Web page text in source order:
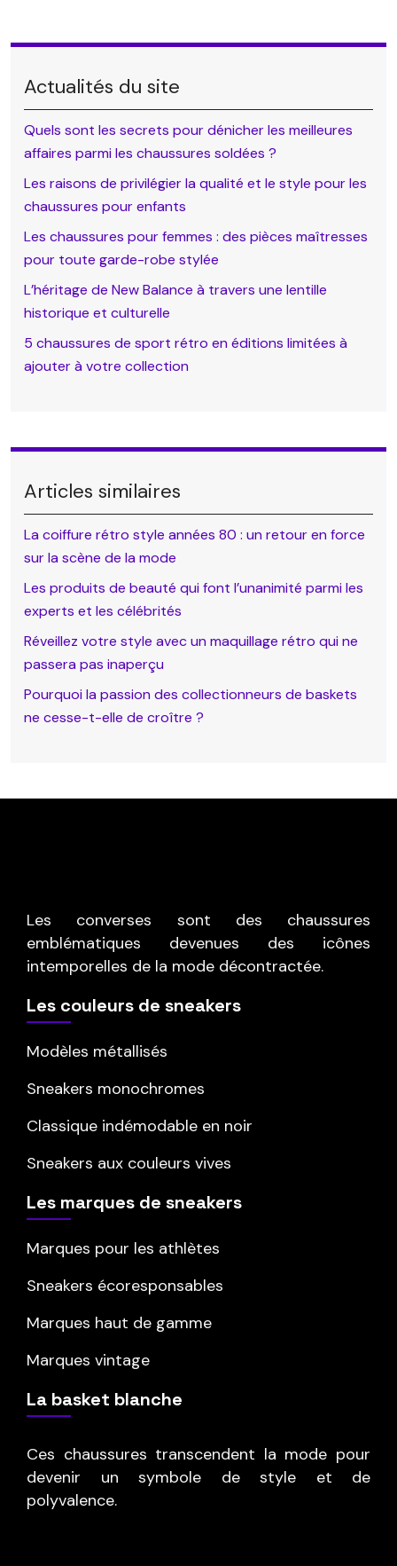
Actualités du site
Quels sont les secrets pour dénicher les meilleures
affaires parmi les chaussures soldées ?
Les raisons de privilégier la qualité et le style pour les
chaussures pour enfants
Les chaussures pour femmes : des pièces maîtresses
pour toute garde-robe stylée
L’héritage de New Balance à travers une lentille
historique et culturelle
5 chaussures de sport rétro en éditions limitées à
ajouter à votre collection
Articles similaires
La coiffure rétro style années 80 : un retour en force
sur la scène de la mode
Les produits de beauté qui font l’unanimité parmi les
experts et les célébrités
Réveillez votre style avec un maquillage rétro qui ne
passera pas inaperçu
Pourquoi la passion des collectionneurs de baskets
ne cesse-t-elle de croître ?
Les converses sont des chaussures
emblématiques devenues des icônes
intemporelles de la mode décontractée.
Les couleurs de sneakers
Modèles métallisés
Sneakers monochromes
Classique indémodable en noir
Sneakers aux couleurs vives
Les marques de sneakers
Marques pour les athlètes
Sneakers écoresponsables
Marques haut de gamme
Marques vintage
La basket blanche
Ces chaussures transcendent la mode pour
devenir un symbole de style et de
polyvalence.